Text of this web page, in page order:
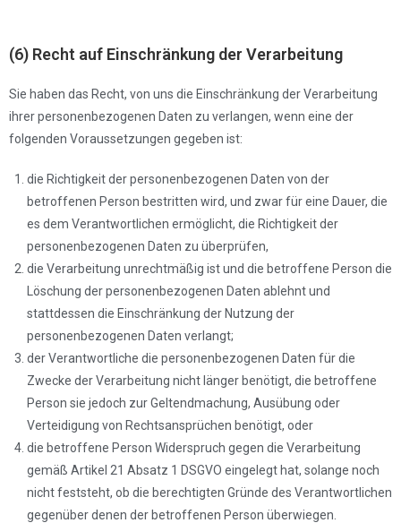
(6) Recht auf Einschränkung der Verarbeitung
Sie haben das Recht, von uns die Einschränkung der Verarbeitung
ihrer personenbezogenen Daten zu verlangen, wenn eine der
folgenden Voraussetzungen gegeben ist:
die Richtigkeit der personenbezogenen Daten von der
betroffenen Person bestritten wird, und zwar für eine Dauer, die
es dem Verantwortlichen ermöglicht, die Richtigkeit der
personenbezogenen Daten zu überprüfen,
die Verarbeitung unrechtmäßig ist und die betroffene Person die
Löschung der personenbezogenen Daten ablehnt und
stattdessen die Einschränkung der Nutzung der
personenbezogenen Daten verlangt;
der Verantwortliche die personenbezogenen Daten für die
Zwecke der Verarbeitung nicht länger benötigt, die betroffene
Person sie jedoch zur Geltendmachung, Ausübung oder
Verteidigung von Rechtsansprüchen benötigt, oder
die betroffene Person Widerspruch gegen die Verarbeitung
gemäß Artikel 21 Absatz 1 DSGVO eingelegt hat, solange noch
nicht feststeht, ob die berechtigten Gründe des Verantwortlichen
gegenüber denen der betroffenen Person überwiegen.